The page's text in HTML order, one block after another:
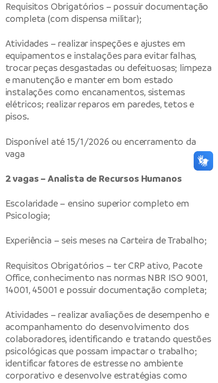
Requisitos Obrigatórios – possuir documentação
completa (com dispensa militar);
Atividades – realizar inspeções e ajustes em
equipamentos e instalações para evitar falhas,
trocar peças desgastadas ou defeituosas; limpeza
e manutenção e manter em bom estado
instalações como encanamentos, sistemas
elétricos; realizar reparos em paredes, tetos e
pisos.
Disponível até 15/1/2026 ou encerramento da
vaga
2 vagas – Analista de Recursos Humanos
Escolaridade – ensino superior completo em
Psicologia;
Experiência – seis meses na Carteira de Trabalho;
Requisitos Obrigatórios – ter CRP ativo, Pacote
Office, conhecimento nas normas NBR ISO 9001,
14001, 45001 e possuir documentação completa;
Atividades – realizar avaliações de desempenho e
acompanhamento do desenvolvimento dos
colaboradores, identificando e tratando questões
psicológicas que possam impactar o trabalho;
identificar fatores de estresse no ambiente
corporativo e desenvolve estratégias como